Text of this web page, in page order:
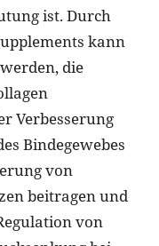
ist. Durch
kann
die
Verbesserung
Bindegewebes
von
beitragen und
von